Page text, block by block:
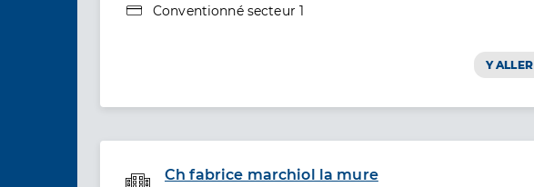
Type de convention
Conventionné secteur 1
Y ALLER
Ch fabrice marchiol la mure